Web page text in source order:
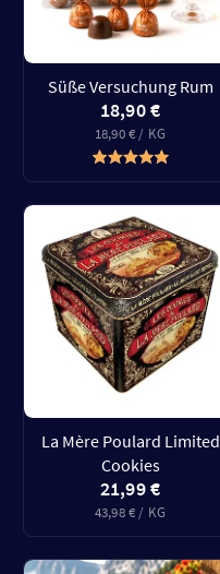
Süße Versuchung Rum
18,90 €
18,90 € / KG
La Mère Poulard Limited
Cookies
21,99 €
43,98 € / KG